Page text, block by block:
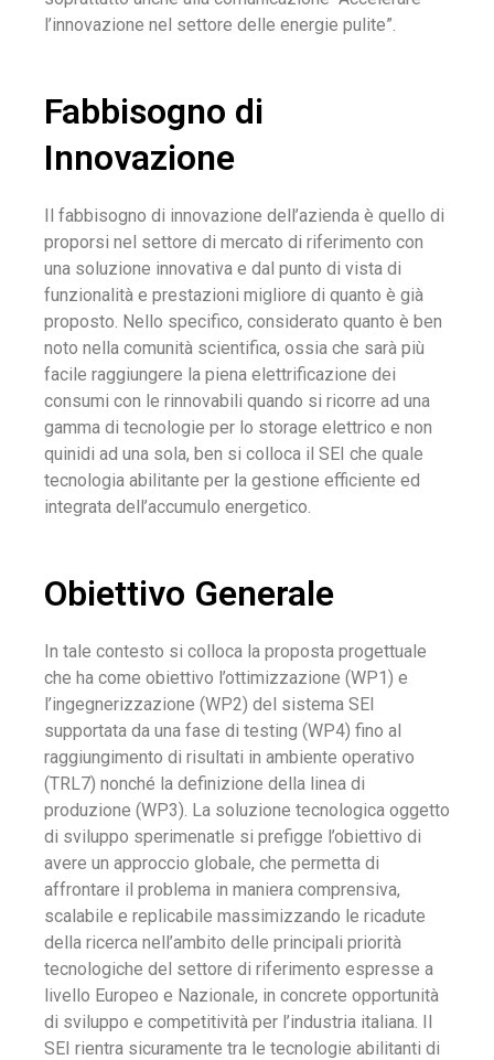
l’innovazione nel settore delle energie pulite”.
Fabbisogno di
Innovazione
Il fabbisogno di innovazione dell’azienda è quello di
proporsi nel settore di mercato di riferimento con
una soluzione innovativa e dal punto di vista di
funzionalità e prestazioni migliore di quanto è già
proposto. Nello specifico, considerato quanto è ben
noto nella comunità scientifica, ossia che sarà più
facile raggiungere la piena elettrificazione dei
consumi con le rinnovabili quando si ricorre ad una
gamma di tecnologie per lo storage elettrico e non
quinidi ad una sola, ben si colloca il SEI che quale
tecnologia abilitante per la gestione efficiente ed
integrata dell’accumulo energetico.
Obiettivo Generale
In tale contesto si colloca la proposta progettuale
che ha come obiettivo l’ottimizzazione (WP1) e
l’ingegnerizzazione (WP2) del sistema SEI
supportata da una fase di testing (WP4) fino al
raggiungimento di risultati in ambiente operativo
(TRL7) nonché la definizione della linea di
produzione (WP3). La soluzione tecnologica oggetto
di sviluppo sperimenatle si prefigge l’obiettivo di
avere un approccio globale, che permetta di
affrontare il problema in maniera comprensiva,
scalabile e replicabile massimizzando le ricadute
della ricerca nell’ambito delle principali priorità
tecnologiche del settore di riferimento espresse a
livello Europeo e Nazionale, in concrete opportunità
di sviluppo e competitività per l’industria italiana. Il
SEI rientra sicuramente tra le tecnologie abilitanti di